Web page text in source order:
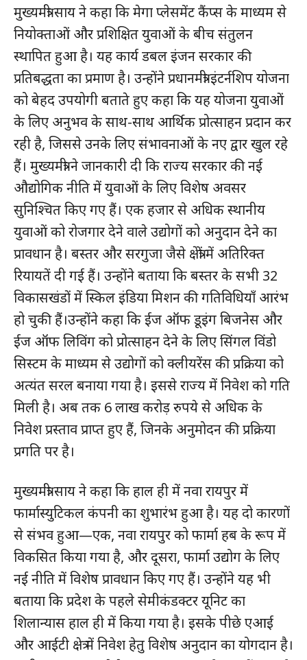
मुख्यमंत्री साय ने कहा कि मेगा प्लेसमेंट कैंप्स के माध्यम से
नियोक्ताओं और प्रशिक्षित युवाओं के बीच संतुलन
स्थापित हुआ है। यह कार्य डबल इंजन सरकार की
प्रतिबद्धता का प्रमाण है। उन्होंने प्रधानमंत्री इंटर्नशिप योजना
को बेहद उपयोगी बताते हुए कहा कि यह योजना युवाओं
के लिए अनुभव के साथ-साथ आर्थिक प्रोत्साहन प्रदान कर
रही है, जिससे उनके लिए संभावनाओं के नए द्वार खुल रहे
हैं। मुख्यमंत्री ने जानकारी दी कि राज्य सरकार की नई
औद्योगिक नीति में युवाओं के लिए विशेष अवसर
सुनिश्चित किए गए हैं। एक हजार से अधिक स्थानीय
युवाओं को रोजगार देने वाले उद्योगों को अनुदान देने का
प्रावधान है। बस्तर और सरगुजा जैसे क्षेत्रों में अतिरिक्त
रियायतें दी गई हैं। उन्होंने बताया कि बस्तर के सभी 32
विकासखंडों में स्किल इंडिया मिशन की गतिविधियाँ आरंभ
हो चुकी हैं।उन्होंने कहा कि ईज ऑफ डूइंग बिजनेस और
ईज ऑफ लिविंग को प्रोत्साहन देने के लिए सिंगल विंडो
सिस्टम के माध्यम से उद्योगों को क्लीयरेंस की प्रक्रिया को
अत्यंत सरल बनाया गया है। इससे राज्य में निवेश को गति
मिली है। अब तक 6 लाख करोड़ रुपये से अधिक के
निवेश प्रस्ताव प्राप्त हुए हैं, जिनके अनुमोदन की प्रक्रिया
प्रगति पर है।
मुख्यमंत्री साय ने कहा कि हाल ही में नवा रायपुर में
फार्मास्युटिकल कंपनी का शुभारंभ हुआ है। यह दो कारणों
से संभव हुआ—एक, नवा रायपुर को फार्मा हब के रूप में
विकसित किया गया है, और दूसरा, फार्मा उद्योग के लिए
नई नीति में विशेष प्रावधान किए गए हैं। उन्होंने यह भी
बताया कि प्रदेश के पहले सेमीकंडक्टर यूनिट का
शिलान्यास हाल ही में किया गया है। इसके पीछे एआई
और आईटी क्षेत्र में निवेश हेतु विशेष अनुदान का योगदान है।